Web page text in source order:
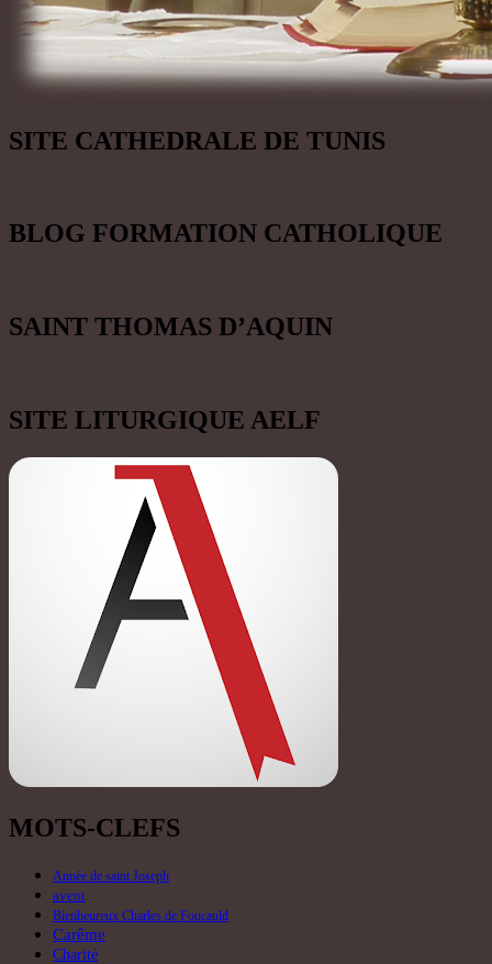
SITE CATHEDRALE DE TUNIS
BLOG FORMATION CATHOLIQUE
SAINT THOMAS D’AQUIN
SITE LITURGIQUE AELF
MOTS-CLEFS
Année de saint Joseph
avent
Bienheureux Charles de Foucauld
Carême
Charité